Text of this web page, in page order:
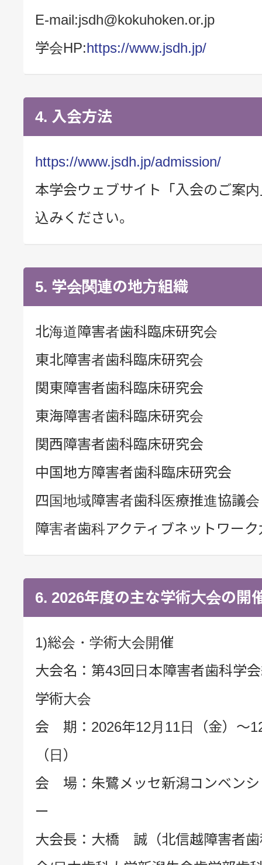
E-mail:jsdh@kokuhoken.or.jp
学会HP:https://www.jsdh.jp/
4. 入会方法
https://www.jsdh.jp/admission/
本学会ウェブサイト「入会のご案
込みください。
5. 学会関連の地方組織
北海道障害者歯科臨床研究会
東北障害者歯科臨床研究会
関東障害者歯科臨床研究会
東海障害者歯科臨床研究会
関西障害者歯科臨床研究会
中国地方障害者歯科臨床研究会
四国地域障害者歯科医療推進協議会
障害者歯科アクティブネットワー
6. 2026年度の主な学術大会の開
1)総会・学術大会開催
大会名：第43回日本障害者歯科学
学術大会
会 期：2026年12月11日（金）～
（日）
会 場：朱鷺メッセ新潟コンベンシ
ー
大会長：大橋 誠（北信越障害者歯